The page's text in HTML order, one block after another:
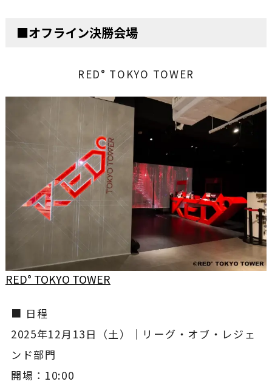
■オフライン決勝会場
RED° TOKYO TOWER
RED° TOKYO TOWER
■ 日程
2025年12月13日（土）｜リーグ・オブ・レジェ
ンド部門
開場：10:00